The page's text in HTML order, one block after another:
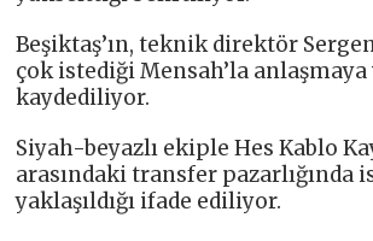
Beşiktaş’ın, teknik direktör Sergen
çok istediği Mensah’la anlaşmaya
kaydediliyor.
Siyah-beyazlı ekiple Hes Kablo
arasındaki transfer pazarlığında
yaklaşıldığı ifade ediliyor.